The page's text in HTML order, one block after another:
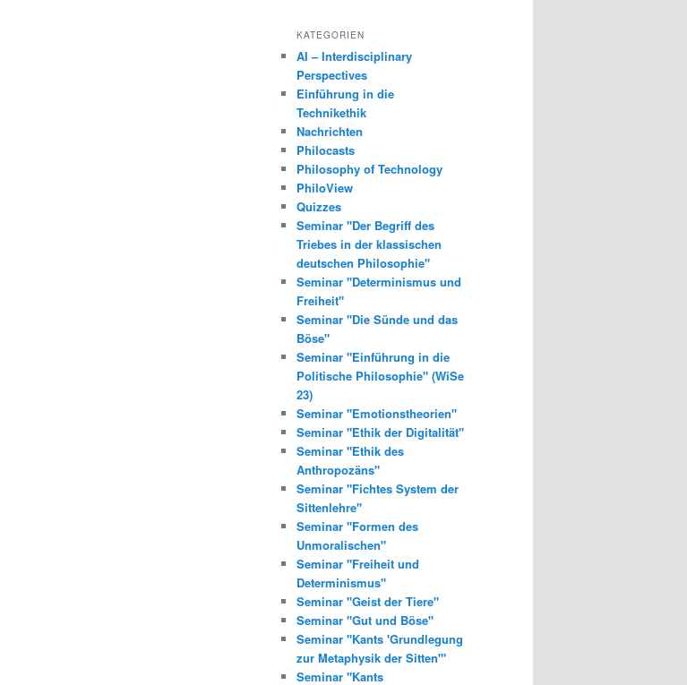
KATEGORIEN
AI – Interdisciplinary
Perspectives
Einführung in die
Technikethik
Nachrichten
Philocasts
Philosophy of Technology
PhiloView
Quizzes
Seminar "Der Begriff des
Triebes in der klassischen
deutschen Philosophie"
Seminar "Determinismus und
Freiheit"
Seminar "Die Sünde und das
Böse"
Seminar "Einführung in die
Politische Philosophie" (WiSe
23)
Seminar "Emotionstheorien"
Seminar "Ethik der Digitalität"
Seminar "Ethik des
Anthropozäns"
Seminar "Fichtes System der
Sittenlehre"
Seminar "Formen des
Unmoralischen"
Seminar "Freiheit und
Determinismus"
Seminar "Geist der Tiere"
Seminar "Gut und Böse"
Seminar "Kants 'Grundlegung
zur Metaphysik der Sitten'"
Seminar "Kants